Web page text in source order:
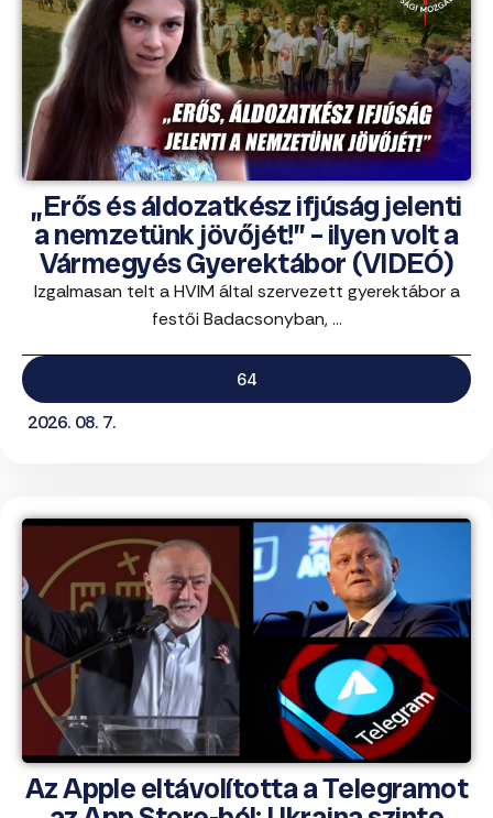
„Erős és áldozatkész ifjúság jelenti
a nemzetünk jövőjét!” – ilyen volt a
Vármegyés Gyerektábor (VIDEÓ)
Izgalmasan telt a HVIM által szervezett gyerektábor a
festői Badacsonyban, ...
64
2026. 08. 7.
Az Apple eltávolította a Telegramot